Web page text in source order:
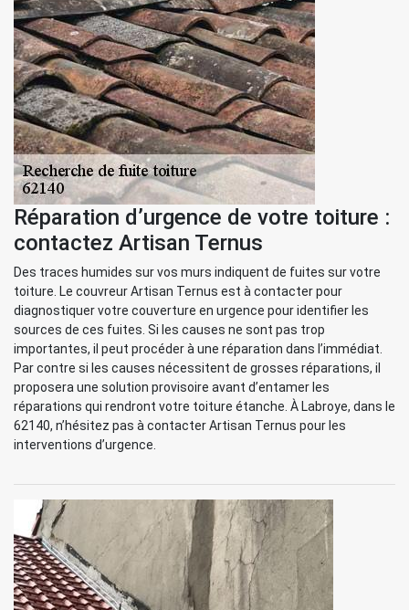
Réparation d’urgence de votre toiture :
contactez Artisan Ternus
Des traces humides sur vos murs indiquent de fuites sur votre
toiture. Le couvreur Artisan Ternus est à contacter pour
diagnostiquer votre couverture en urgence pour identifier les
sources de ces fuites. Si les causes ne sont pas trop
importantes, il peut procéder à une réparation dans l’immédiat.
Par contre si les causes nécessitent de grosses réparations, il
proposera une solution provisoire avant d’entamer les
réparations qui rendront votre toiture étanche. À Labroye, dans le
62140, n’hésitez pas à contacter Artisan Ternus pour les
interventions d’urgence.